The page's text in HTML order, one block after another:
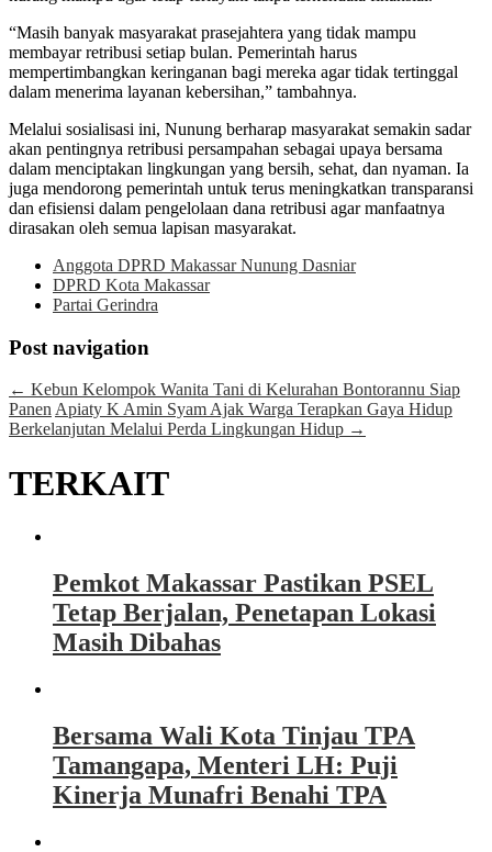
“Masih banyak masyarakat prasejahtera yang tidak mampu
membayar retribusi setiap bulan. Pemerintah harus
mempertimbangkan keringanan bagi mereka agar tidak tertinggal
dalam menerima layanan kebersihan,” tambahnya.
Melalui sosialisasi ini, Nunung berharap masyarakat semakin sadar
akan pentingnya retribusi persampahan sebagai upaya bersama
dalam menciptakan lingkungan yang bersih, sehat, dan nyaman. Ia
juga mendorong pemerintah untuk terus meningkatkan transparansi
dan efisiensi dalam pengelolaan dana retribusi agar manfaatnya
dirasakan oleh semua lapisan masyarakat.
Anggota DPRD Makassar Nunung Dasniar
DPRD Kota Makassar
Partai Gerindra
Post navigation
← Kebun Kelompok Wanita Tani di Kelurahan Bontorannu Siap
PanenApiaty K Amin Syam Ajak Warga Terapkan Gaya Hidup
Berkelanjutan Melalui Perda Lingkungan Hidup →
TERKAIT
Pemkot Makassar Pastikan PSEL
Tetap Berjalan, Penetapan Lokasi
Masih Dibahas
Bersama Wali Kota Tinjau TPA
Tamangapa, Menteri LH: Puji
Kinerja Munafri Benahi TPA